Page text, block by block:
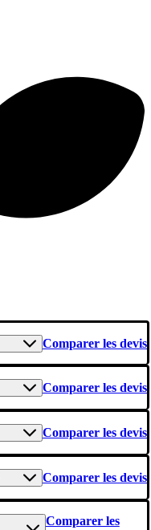
Comparer les devis
Comparer les devis
Comparer les devis
Comparer les devis
Comparer les